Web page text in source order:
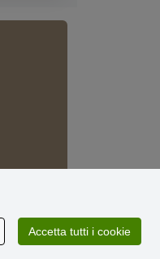
Accetta tutti i cookie